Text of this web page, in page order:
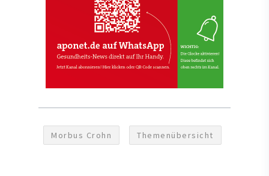
Morbus Crohn Themenübersicht